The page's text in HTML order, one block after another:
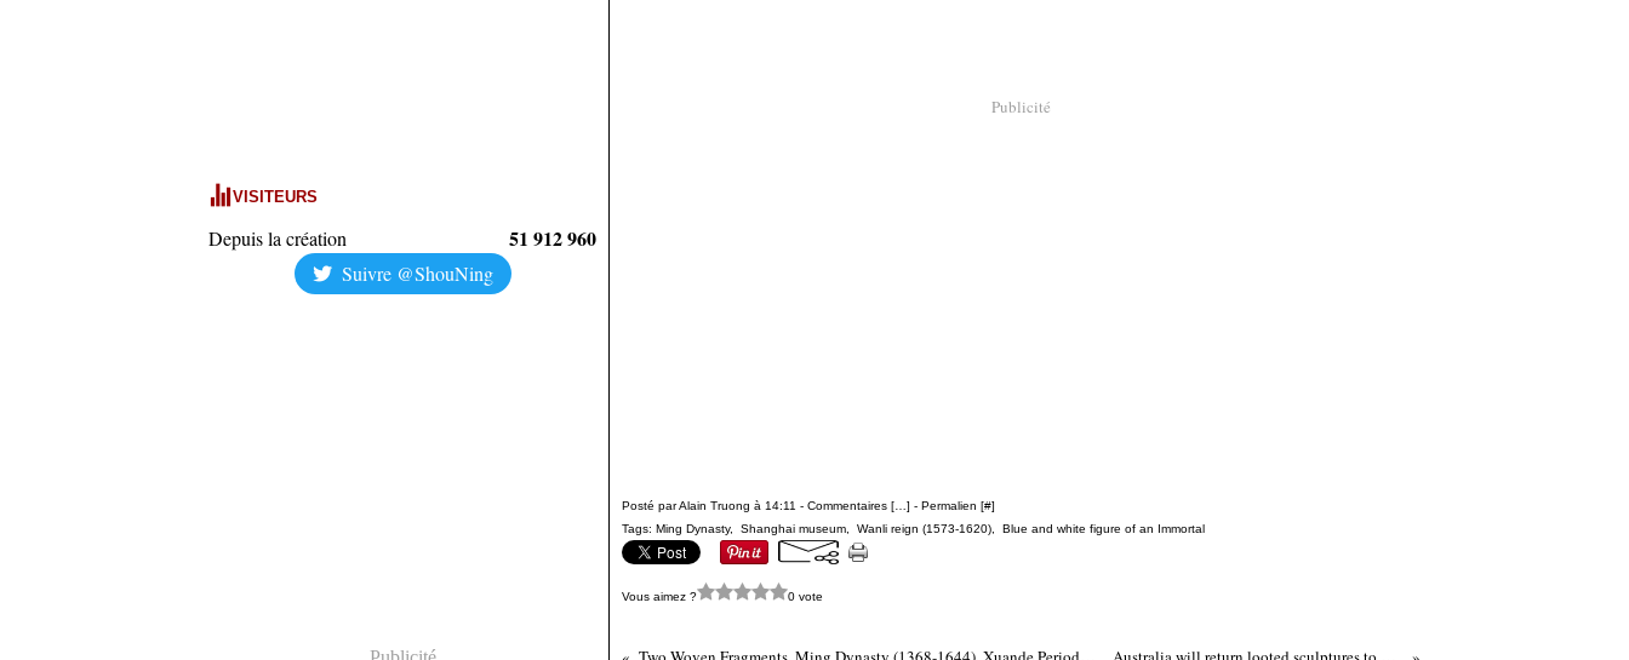
VISITEURS
Depuis la création 51 912 960
Suivre @ShouNing
Publicité
Posté par Alain Truong à 14:11 - Commentaires [ ] - Permalien [#]
Tags: Ming Dynasty, Shanghai museum Wanli reign (1573-1620) Blue and white figure of an Immortal
Vous aimez ? 0 vote